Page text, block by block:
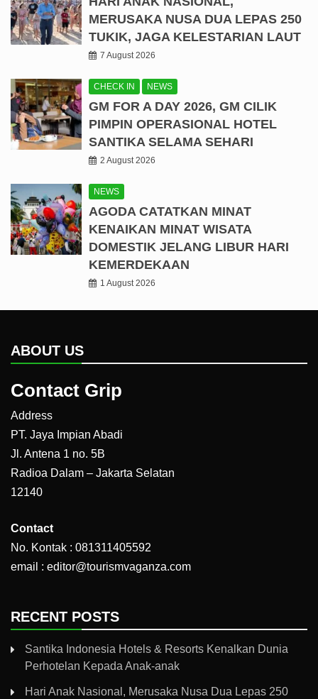
MERUSAKA NUSA DUA LEPAS 250
TUKIK, JAGA KELESTARIAN LAUT
7 August 2026
CHECK IN NEWS
GM FOR A DAY 2026, GM CILIK
PIMPIN OPERASIONAL HOTEL
SANTIKA SELAMA SEHARI
2 August 2026
NEWS
AGODA CATATKAN MINAT
KENAIKAN MINAT WISATA
DOMESTIK JELANG LIBUR HARI
KEMERDEKAAN
1 August 2026
ABOUT US
Contact Grip
Address
PT. Jaya Impian Abadi
Jl. Antena 1 no. 5B
Radioa Dalam – Jakarta Selatan
12140
Contact
No. Kontak : 081311405592
email : editor@tourismvaganza.com
RECENT POSTS
Santika Indonesia Hotels & Resorts Kenalkan Dunia
Perhotelan Kepada Anak-anak
Hari Anak Nasional, Merusaka Nusa Dua Lepas 250